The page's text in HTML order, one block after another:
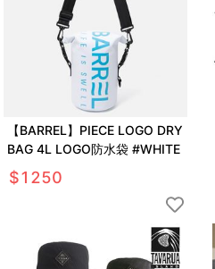
【BARREL】PIECE LOGO DRY
BAG 4L LOGO防水袋 #WHITE
$1250